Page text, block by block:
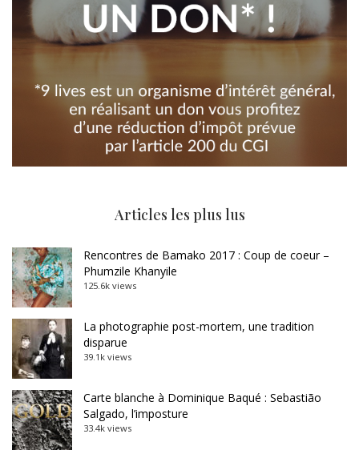
Articles les plus lus
Rencontres de Bamako 2017 : Coup de coeur –
Phumzile Khanyile
125.6k views
La photographie post-mortem, une tradition
disparue
39.1k views
Carte blanche à Dominique Baqué : Sebastião
Salgado, l’imposture
33.4k views